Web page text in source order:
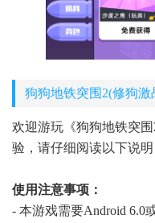
狗狗地铁突围2(修狗激
欢迎游玩《狗狗地铁突
验，请仔细阅读以下说明
使用注意事项：
- 本游戏需要Android 6.0